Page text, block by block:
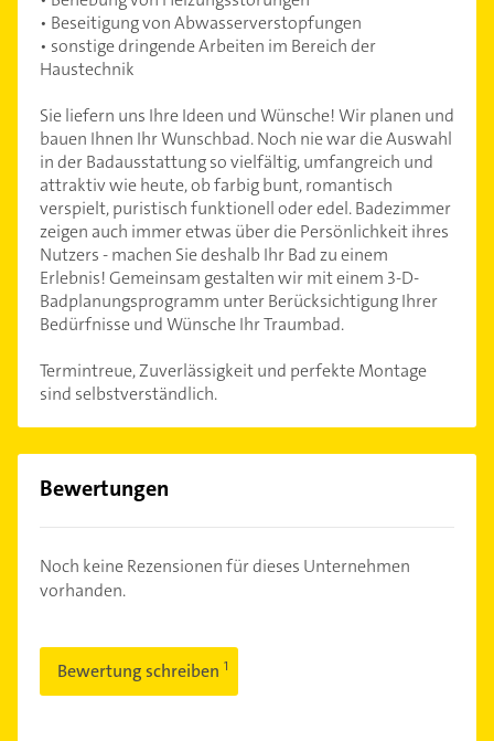
• Beseitigung von Abwasserverstopfungen
• sonstige dringende Arbeiten im Bereich der
Haustechnik
Sie liefern uns Ihre Ideen und Wünsche! Wir planen und
bauen Ihnen Ihr Wunschbad. Noch nie war die Auswahl
in der Badausstattung so vielfältig, umfangreich und
attraktiv wie heute, ob farbig bunt, romantisch
verspielt, puristisch funktionell oder edel. Badezimmer
zeigen auch immer etwas über die Persönlichkeit ihres
Nutzers - machen Sie deshalb Ihr Bad zu einem
Erlebnis! Gemeinsam gestalten wir mit einem 3-D-
Badplanungsprogramm unter Berücksichtigung Ihrer
Bedürfnisse und Wünsche Ihr Traumbad.
Termintreue, Zuverlässigkeit und perfekte Montage
sind selbstverständlich.
Bewertungen
Noch keine Rezensionen für dieses Unternehmen
vorhanden.
Bewertung schreiben